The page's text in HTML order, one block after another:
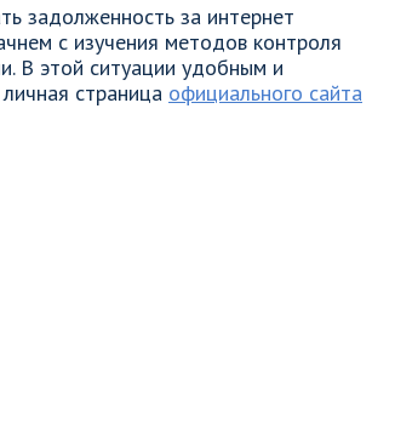
задолженность за интернет
с изучения методов контроля
В этой ситуации удобным и
страница официального сайта